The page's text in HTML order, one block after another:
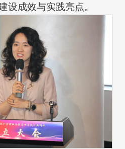
设成效与实践亮点。